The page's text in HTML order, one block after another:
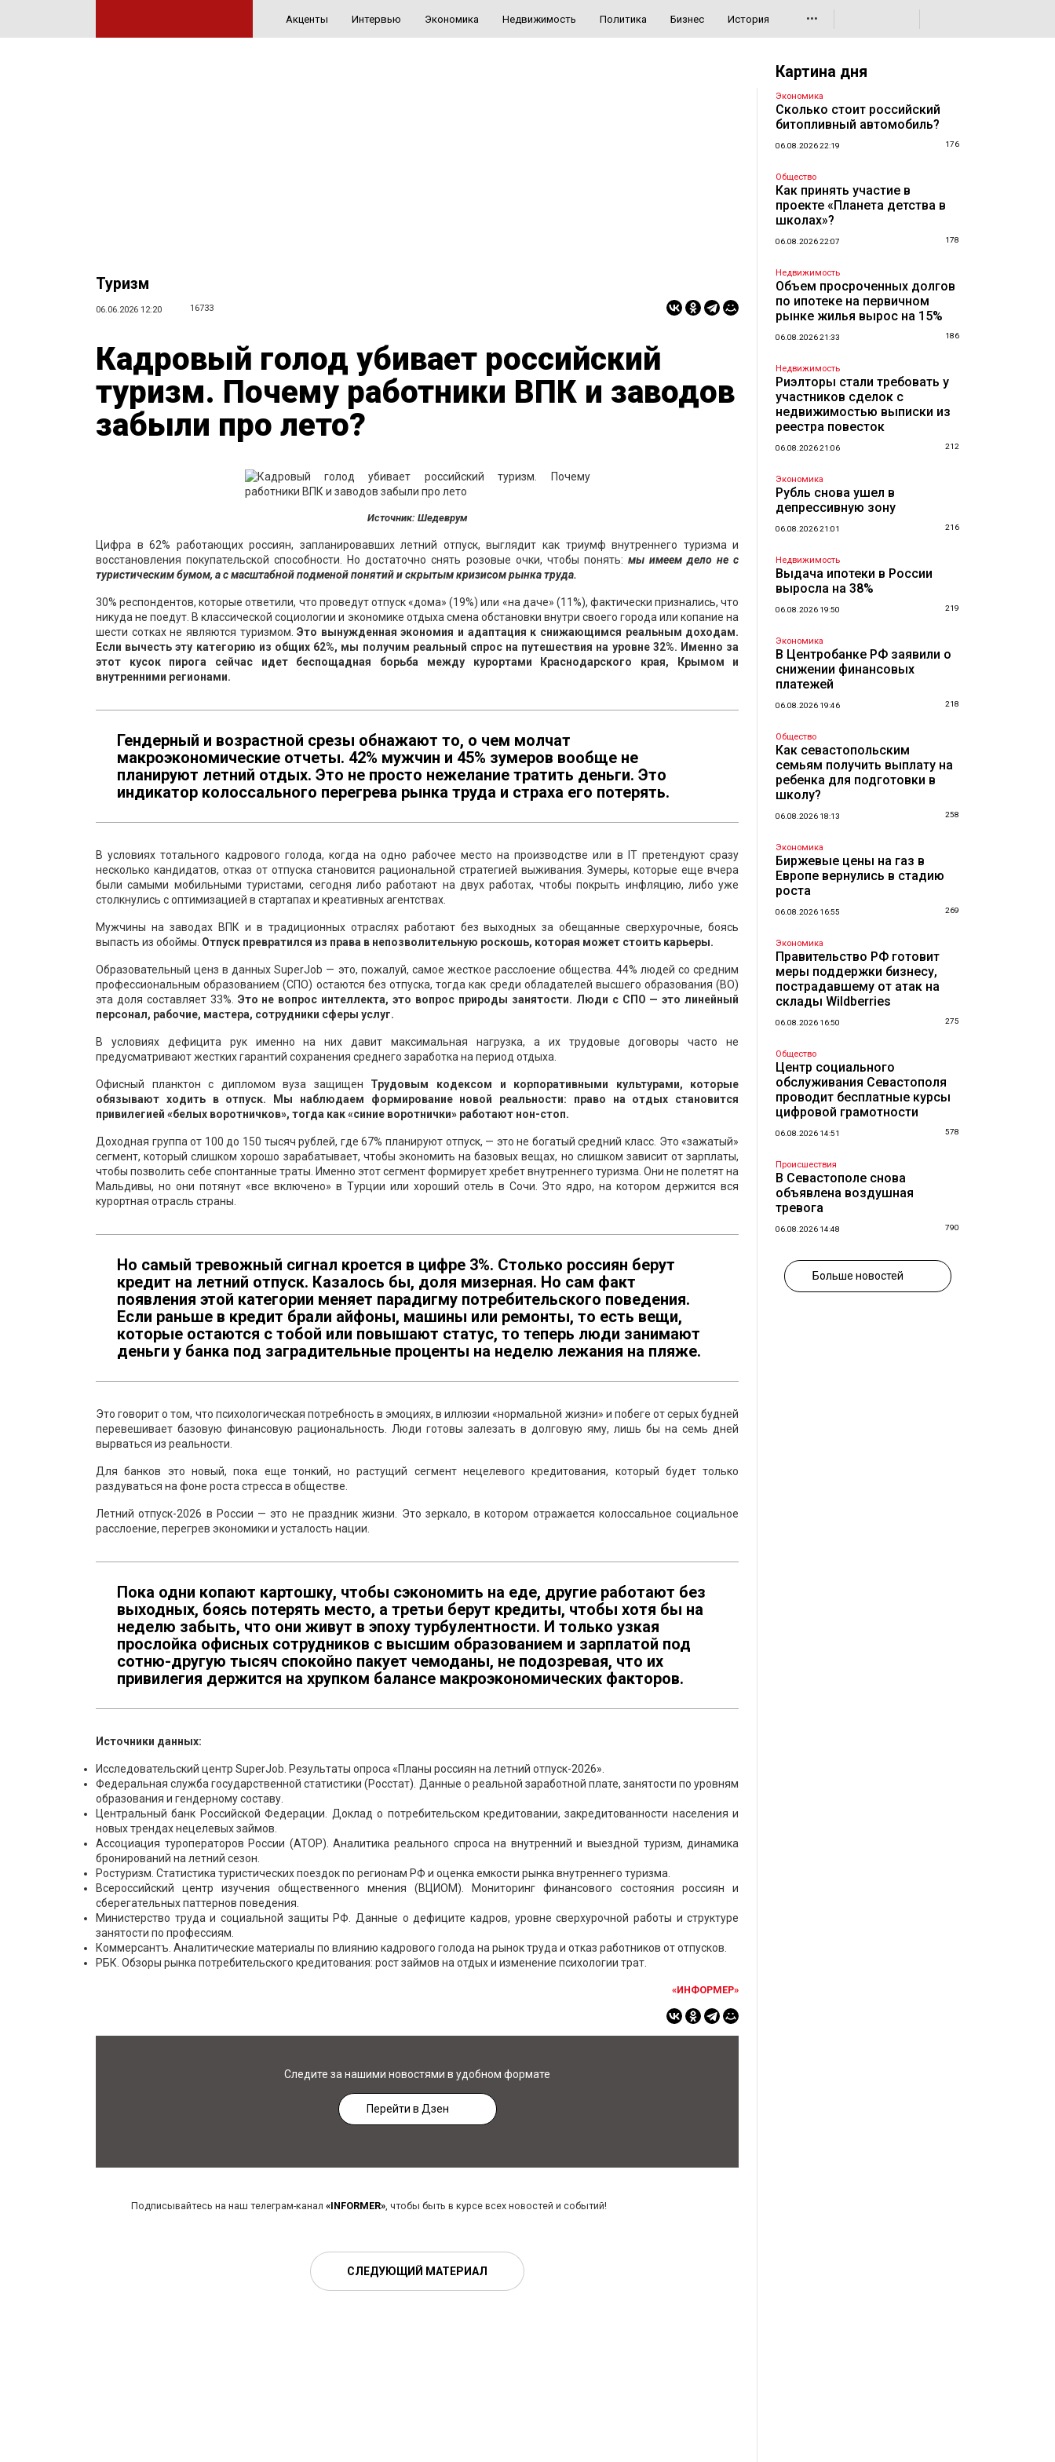
Акценты Интервью Экономика Недвижимость Политика Бизнес История •••
Туризм
06.06.2026 12:20 16733
Кадровый голод убивает российский
туризм. Почему работники ВПК и заводов
забыли про лето?
Источник: Шедеврум
Цифра в 62% работающих россиян, запланировавших летний отпуск, выглядит как триумф внутреннего туризма и
восстановления покупательской способности. Но достаточно снять розовые очки, чтобы понять: мы имеем дело не с
туристическим бумом, а с масштабной подменой понятий и скрытым кризисом рынка труда.
30% респондентов, которые ответили, что проведут отпуск «дома» (19%) или «на даче» (11%), фактически признались, что
никуда не поедут. В классической социологии и экономике отдыха смена обстановки внутри своего города или копание на
шести сотках не являются туризмом.Это вынужденная экономия и адаптация к снижающимся реальным доходам.
Если вычесть эту категорию из общих 62%, мы получим реальный спрос на путешествия на уровне 32%. Именно за
этот кусок пирога сейчас идет беспощадная борьба между курортами Краснодарского края, Крымом и
внутренними регионами.
Гендерный и возрастной срезы обнажают то, о чем молчат
макроэкономические отчеты. 42% мужчин и 45% зумеров вообще не
планируют летний отдых. Это не просто нежелание тратить деньги. Это
индикатор колоссального перегрева рынка труда и страха его потерять.
В условиях тотального кадрового голода, когда на одно рабочее место на производстве или в IT претендуют сразу
несколько кандидатов, отказ от отпуска становится рациональной стратегией выживания. Зумеры, которые еще вчера
были самыми мобильными туристами, сегодня либо работают на двух работах, чтобы покрыть инфляцию, либо уже
столкнулись с оптимизацией в стартапах и креативных агентствах.
Мужчины на заводах ВПК и в традиционных отраслях работают без выходных за обещанные сверхурочные, боясь
выпасть из обоймы. Отпуск превратился из права в непозволительную роскошь, которая может стоить карьеры.
Образовательный ценз в данных SuperJob — это, пожалуй, самое жесткое расслоение общества. 44% людей со средним
профессиональным образованием (СПО) остаются без отпуска, тогда как среди обладателей высшего образования (ВО)
эта доля составляет 33%. Это не вопрос интеллекта, это вопрос природы занятости. Люди с СПО — это линейный
персонал, рабочие, мастера, сотрудники сферы услуг.
В условиях дефицита рук именно на них давит максимальная нагрузка, а их трудовые договоры часто не
предусматривают жестких гарантий сохранения среднего заработка на период отдыха.
Офисный планктон с дипломом вуза защищен Трудовым кодексом и корпоративными культурами, которые
обязывают ходить в отпуск. Мы наблюдаем формирование новой реальности: право на отдых становится
привилегией «белых воротничков», тогда как «синие воротнички» работают нон-стоп.
Доходная группа от 100 до 150 тысяч рублей, где 67% планируют отпуск, — это не богатый средний класс. Это «зажатый»
сегмент, который слишком хорошо зарабатывает, чтобы экономить на базовых вещах, но слишком зависит от зарплаты,
чтобы позволить себе спонтанные траты. Именно этот сегмент формирует хребет внутреннего туризма. Они не полетят на
Мальдивы, но они потянут «все включено» в Турции или хороший отель в Сочи. Это ядро, на котором держится вся
курортная отрасль страны.
Но самый тревожный сигнал кроется в цифре 3%. Столько россиян берут
кредит на летний отпуск. Казалось бы, доля мизерная. Но сам факт
появления этой категории меняет парадигму потребительского поведения.
Если раньше в кредит брали айфоны, машины или ремонты, то есть вещи,
которые остаются с тобой или повышают статус, то теперь люди занимают
деньги у банка под заградительные проценты на неделю лежания на пляже.
Это говорит о том, что психологическая потребность в эмоциях, в иллюзии «нормальной жизни» и побеге от серых будней
перевешивает базовую финансовую рациональность. Люди готовы залезать в долговую яму, лишь бы на семь дней
вырваться из реальности.
Для банков это новый, пока еще тонкий, но растущий сегмент нецелевого кредитования, который будет только
раздуваться на фоне роста стресса в обществе.
Летний отпуск-2026 в России — это не праздник жизни. Это зеркало, в котором отражается колоссальное социальное
расслоение, перегрев экономики и усталость нации.
Пока одни копают картошку, чтобы сэкономить на еде, другие работают без
выходных, боясь потерять место, а третьи берут кредиты, чтобы хотя бы на
неделю забыть, что они живут в эпоху турбулентности. И только узкая
прослойка офисных сотрудников с высшим образованием и зарплатой под
сотню-другую тысяч спокойно пакует чемоданы, не подозревая, что их
привилегия держится на хрупком балансе макроэкономических факторов.
Источники данных:
Исследовательский центр SuperJob. Результаты опроса «Планы россиян на летний отпуск-2026».
Федеральная служба государственной статистики (Росстат). Данные о реальной заработной плате, занятости по уровням
образования и гендерному составу.
Центральный банк Российской Федерации. Доклад о потребительском кредитовании, закредитованности населения и
новых трендах нецелевых займов.
Ассоциация туроператоров России (АТОР). Аналитика реального спроса на внутренний и выездной туризм, динамика
бронирований на летний сезон.
Ростуризм. Статистика туристических поездок по регионам РФ и оценка емкости рынка внутреннего туризма.
Всероссийский центр изучения общественного мнения (ВЦИОМ). Мониторинг финансового состояния россиян и
сберегательных паттернов поведения.
Министерство труда и социальной защиты РФ. Данные о дефиците кадров, уровне сверхурочной работы и структуре
занятости по профессиям.
Коммерсантъ. Аналитические материалы по влиянию кадрового голода на рынок труда и отказ работников от отпусков.
РБК. Обзоры рынка потребительского кредитования: рост займов на отдых и изменение психологии трат.
«ИНФОРМЕР»
Следите за нашими новостями в удобном формате
Перейти в Дзен
Подписывайтесь на наш телеграм-канал «INFORMER», чтобы быть в курсе всех новостей и событий!
СЛЕДУЮЩИЙ МАТЕРИАЛ
Картина дня
Экономика
Сколько стоит российский
битопливный автомобиль?
06.08.2026 22:19 176
Общество
Как принять участие в
проекте «Планета детства в
школах»?
06.08.2026 22:07 178
Недвижимость
Объем просроченных долгов
по ипотеке на первичном
рынке жилья вырос на 15%
06.08.2026 21:33 186
Недвижимость
Риэлторы стали требовать у
участников сделок с
недвижимостью выписки из
реестра повесток
06.08.2026 21:06 212
Экономика
Рубль снова ушел в
депрессивную зону
06.08.2026 21:01 216
Недвижимость
Выдача ипотеки в России
выросла на 38%
06.08.2026 19:50 219
Экономика
В Центробанке РФ заявили о
снижении финансовых
платежей
06.08.2026 19:46 218
Общество
Как севастопольским
семьям получить выплату на
ребенка для подготовки в
школу?
06.08.2026 18:13 258
Экономика
Биржевые цены на газ в
Европе вернулись в стадию
роста
06.08.2026 16:55 269
Экономика
Правительство РФ готовит
меры поддержки бизнесу,
пострадавшему от атак на
склады Wildberries
06.08.2026 16:50 275
Общество
Центр социального
обслуживания Севастополя
проводит бесплатные курсы
цифровой грамотности
06.08.2026 14:51 578
Происшествия
В Севастополе снова
объявлена воздушная
тревога
06.08.2026 14:48 790
Больше новостей